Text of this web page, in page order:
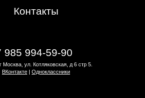
Контакты
985 994-59-90
Москва, ул. Котляковская, д 6 стр 5.
ВКонтакте | Одноклассники